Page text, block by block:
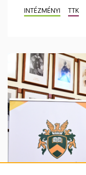
INTÉZMÉNYI TTK